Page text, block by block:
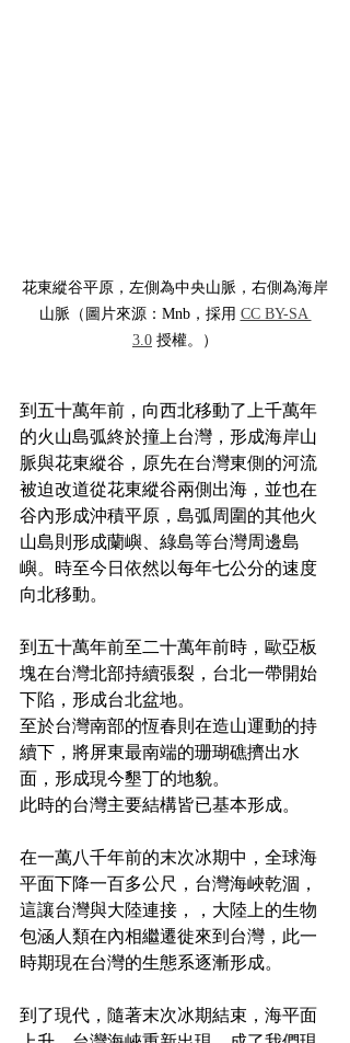
花東縱谷平原，左側為中央山脈，右側為海岸
山脈（圖片來源：Mnb，採用 CC BY-SA
3.0 授權。）
到五十萬年前，向西北移動了上千萬年
的火山島弧終於撞上台灣，形成海岸山
脈與花東縱谷，原先在台灣東側的河流
被迫改道從花東縱谷兩側出海，並也在
谷內形成沖積平原，島弧周圍的其他火
山島則形成蘭嶼、綠島等台灣周邊島
嶼。時至今日依然以每年七公分的速度
向北移動。
到五十萬年前至二十萬年前時，歐亞板
塊在台灣北部持續張裂，台北一帶開始
下陷，形成台北盆地。
至於台灣南部的恆春則在造山運動的持
續下，將屏東最南端的珊瑚礁擠出水
面，形成現今墾丁的地貌。
此時的台灣主要結構皆已基本形成。
在一萬八千年前的末次冰期中，全球海
平面下降一百多公尺，台灣海峽乾涸，
這讓台灣與大陸連接，，大陸上的生物
包涵人類在內相繼遷徙來到台灣，此一
時期現在台灣的生態系逐漸形成。
到了現代，隨著末次冰期結束，海平面